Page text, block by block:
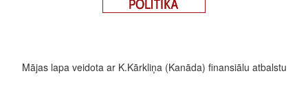
Mājas lapa veidota ar K.Kārkliņa (Kanāda) finansiālu atbalstu